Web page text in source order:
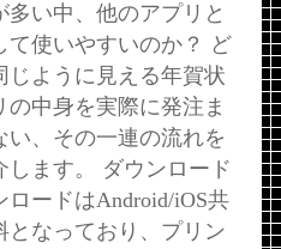
多い中、他のアプリと
て使いやすいのか？ ど
じように見える年賀状
の中身を実際に発注ま
い、その一連の流れを
します。 ダウンロード
ロードはAndroid/iOS共
となっており、プリン